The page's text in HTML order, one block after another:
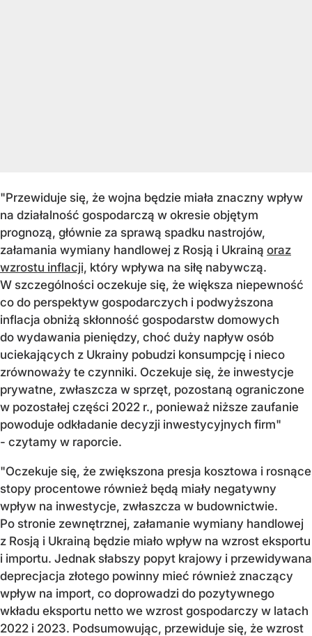
"Przewiduje się, że wojna będzie miała znaczny wpływ
na działalność gospodarczą w okresie objętym
prognozą, głównie za sprawą spadku nastrojów,
załamania wymiany handlowej z Rosją i Ukrainą oraz
wzrostu inflacji, który wpływa na siłę nabywczą.
W szczególności oczekuje się, że większa niepewność
co do perspektyw gospodarczych i podwyższona
inflacja obniżą skłonność gospodarstw domowych
do wydawania pieniędzy, choć duży napływ osób
uciekających z Ukrainy pobudzi konsumpcję i nieco
zrównoważy te czynniki. Oczekuje się, że inwestycje
prywatne, zwłaszcza w sprzęt, pozostaną ograniczone
w pozostałej części 2022 r., ponieważ niższe zaufanie
powoduje odkładanie decyzji inwestycyjnych firm"
- czytamy w raporcie.
"Oczekuje się, że zwiększona presja kosztowa i rosnące
stopy procentowe również będą miały negatywny
wpływ na inwestycje, zwłaszcza w budownictwie.
Po stronie zewnętrznej, załamanie wymiany handlowej
z Rosją i Ukrainą będzie miało wpływ na wzrost eksportu
i importu. Jednak słabszy popyt krajowy i przewidywana
deprecjacja złotego powinny mieć również znaczący
wpływ na import, co doprowadzi do pozytywnego
wkładu eksportu netto we wzrost gospodarczy w latach
2022 i 2023. Podsumowując, przewiduje się, że wzrost